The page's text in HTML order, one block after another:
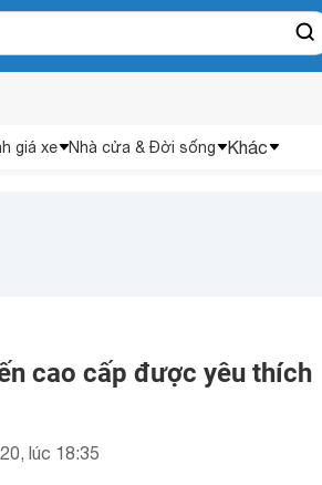
giá xe Nhà cửa & Đời sống Khác
cao cấp được yêu thích
lúc 18:35